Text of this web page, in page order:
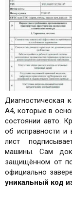
Диагностическая
А4, которые в
состоянии авто.
об исправности и
лист
машины. Сам
защищённом от
официально
уникальный код